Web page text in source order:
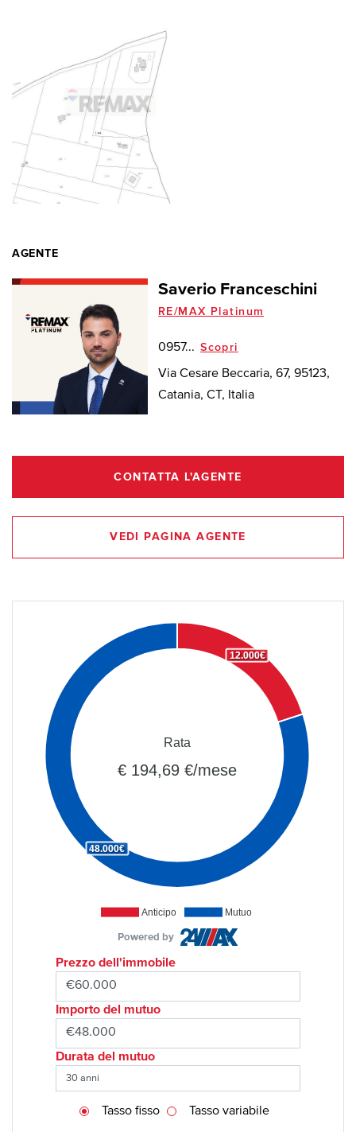
AGENTE
Saverio Franceschini
RE/MAX Platinum
0957... Scopri
Via Cesare Beccaria, 67, 95123,
Catania, CT, Italia
CONTATTA L'AGENTE
VEDI PAGINA AGENTE
Anticipo Mutuo
12.000€
48.000€
Rata
€ 194,69 €/mese
Powered by
Prezzo dell'immobile
Importo del mutuo
Durata del mutuo
Tasso fisso Tasso variabile